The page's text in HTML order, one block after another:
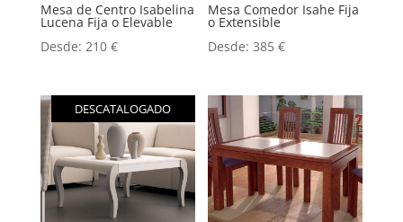
Mesa de Centro Isabelina
Lucena Fija o Elevable
Desde: 210 €
Mesa Comedor Isahe Fija
o Extensible
Desde:385€
DESCATALOGADO